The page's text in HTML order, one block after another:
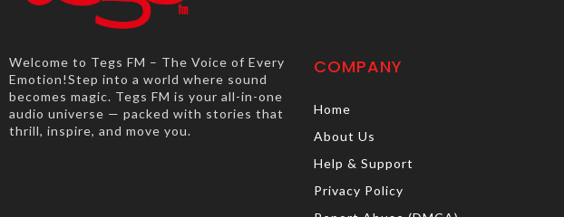
Welcome to Tegs FM – The Voice of Every
Emotion!Step into a world where sound
becomes magic. Tegs FM is your all-in-one
audio universe — packed with stories that
thrill, inspire, and move you.
COMPANY
Home
About Us
Help & Support
Privacy Policy